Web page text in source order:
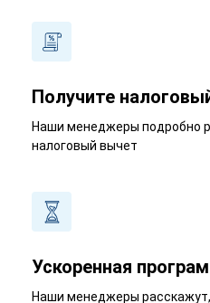
Получите
Наши менеджеры подробно
налоговый вычет
Ускоренная
Наши менеджеры